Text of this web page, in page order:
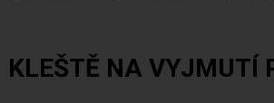
KLEŠTĚ NA VYJMUTÍ